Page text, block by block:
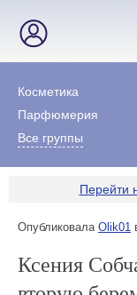
Косметика
Парфюмерия
Все группы
Перейти
Опубликовала Olik01
Ксения